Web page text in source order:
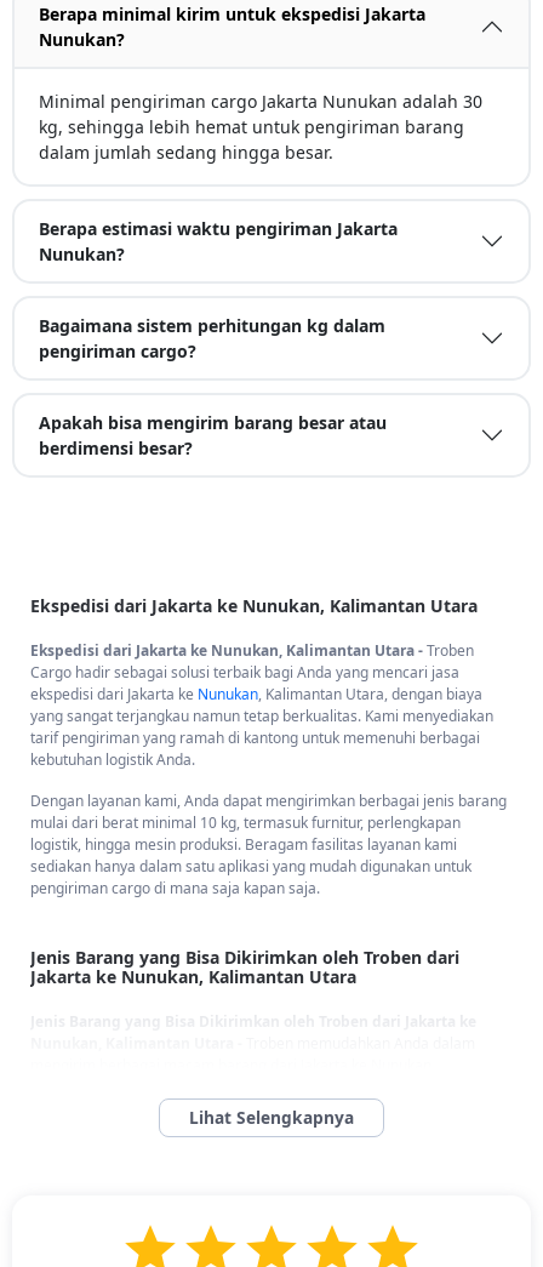
Berapa minimal kirim untuk ekspedisi Jakarta
Nunukan?
Minimal pengiriman cargo Jakarta Nunukan adalah 30
kg, sehingga lebih hemat untuk pengiriman barang
dalam jumlah sedang hingga besar.
Berapa estimasi waktu pengiriman Jakarta
Nunukan?
Bagaimana sistem perhitungan kg dalam
pengiriman cargo?
Apakah bisa mengirim barang besar atau
berdimensi besar?
Ekspedisi dari Jakarta ke Nunukan, Kalimantan Utara
Ekspedisi dari Jakarta ke Nunukan, Kalimantan Utara -Troben
Cargo hadir sebagai solusi terbaik bagi Anda yang mencari jasa
ekspedisi dari Jakarta ke Nunukan, Kalimantan Utara, dengan biaya
yang sangat terjangkau namun tetap berkualitas. Kami menyediakan
tarif pengiriman yang ramah di kantong untuk memenuhi berbagai
kebutuhan logistik Anda.
Dengan layanan kami, Anda dapat mengirimkan berbagai jenis barang
mulai dari berat minimal 10 kg, termasuk furnitur, perlengkapan
logistik, hingga mesin produksi. Beragam fasilitas layanan kami
sediakan hanya dalam satu aplikasi yang mudah digunakan untuk
pengiriman cargo di mana saja kapan saja.
Jenis Barang yang Bisa Dikirimkan oleh Troben dari
Jakarta ke Nunukan, Kalimantan Utara
Jenis Barang yang Bisa Dikirimkan oleh Troben dari Jakarta ke
untuk berbagai jenis barang yang seperti berikut:
Furniture kayu dan baja ringan